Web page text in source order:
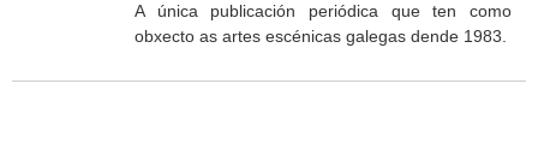
A única publicación periódica que ten como
obxecto as artes escénicas galegas dende 1983.